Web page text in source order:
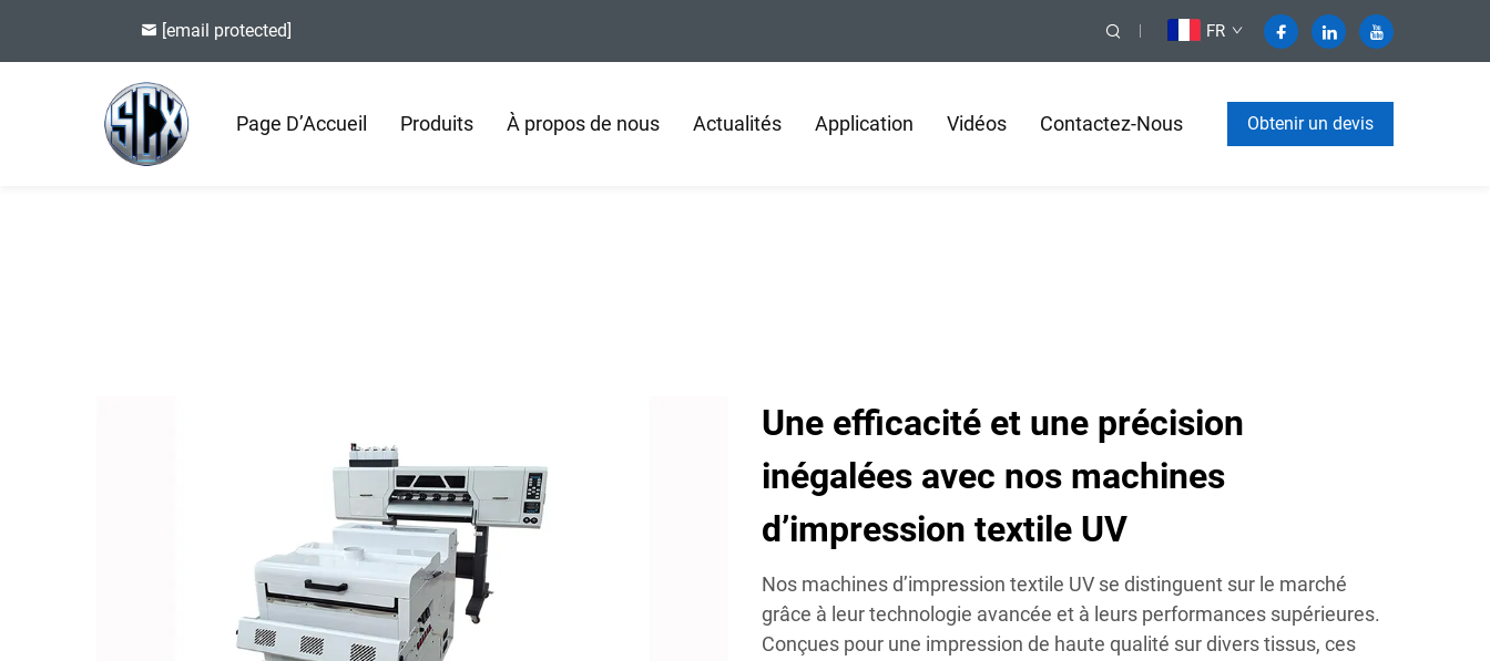
[email protected] FR
Page D’Accueil Produits À propos de nous Actualités Application Vidéos Contactez-Nous Obtenir un devis
Une efficacité et une précision
inégalées avec nos machines
d’impression textile UV
Nos machines d’impression textile UV se distinguent sur le marché
grâce à leur technologie avancée et à leurs performances supérieures.
Conçues pour une impression de haute qualité sur divers tissus, ces